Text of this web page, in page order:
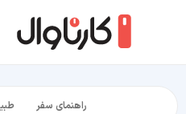
راهنمای سفر